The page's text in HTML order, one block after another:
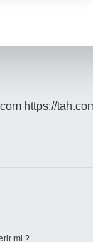
https://
mi ?